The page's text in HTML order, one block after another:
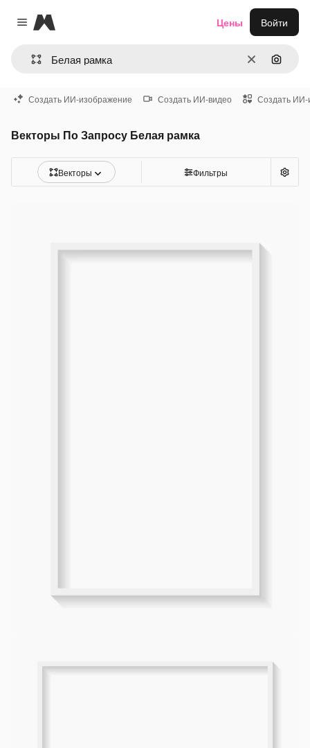
Close menu
Magnific
ОчиститьПоиск
Цены Войти
Создать ИИ-изображение Создать ИИ-видео Создать ИИ-
Векторы По Запросу Белая рамка
Векторы Фильтры